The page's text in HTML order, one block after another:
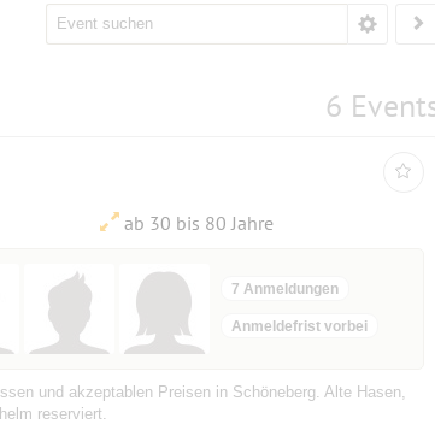
6
ab 30 bis 80 Jahre
7 Anmeldungen
Anmeldefrist vorbei
und akzeptablen Preisen in Schöneberg. Alte Hasen,
reserviert.